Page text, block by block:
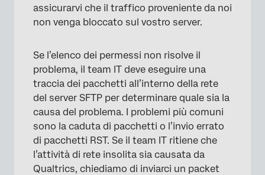
assicurarvi che il traffico proveniente da noi
non venga bloccato sul vostro server.
Se l’elenco dei permessi non risolve il
problema, il team IT deve eseguire una
traccia dei pacchetti all’interno della rete
del server SFTP per determinare quale sia la
causa del problema. I problemi più comuni
sono la caduta di pacchetti o l’invio errato
di pacchetti RST. Se il team IT ritiene che
l’attività di rete insolita sia causata da
Qualtrics, chiediamo di inviarci un packet